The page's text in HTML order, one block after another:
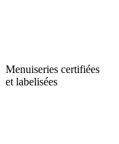
Menuiseries certifiées
et labelisées